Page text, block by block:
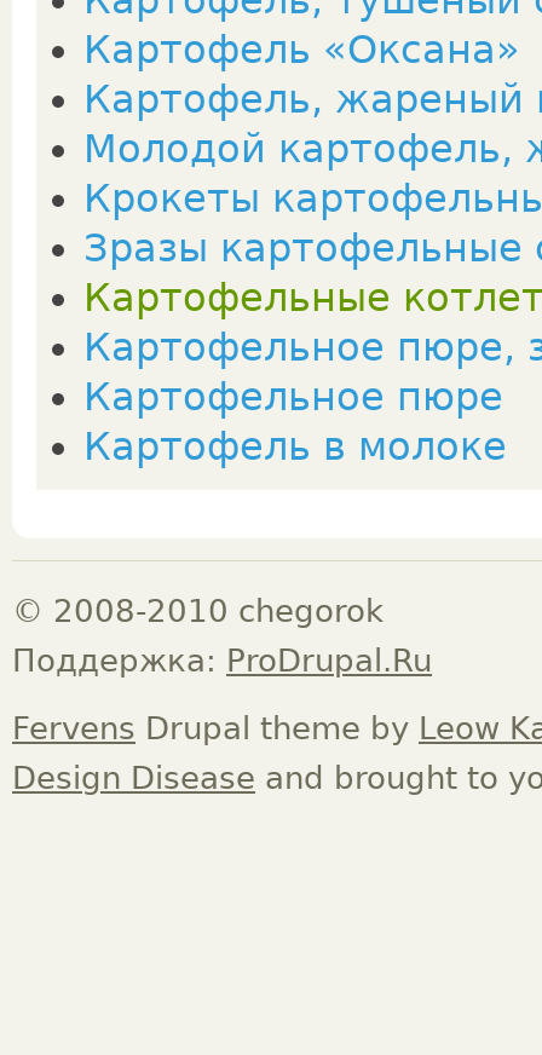
Картофель «Оксана»
Картофель, жареный
Молодой картофель,
Крокеты
Зразы картофельные
Картофельные
Картофельное пюре,
Картофельное пюре
Картофель в молоке
© 2008-2010 chegorok
Поддержка: ProDrupal.Ru
Fervens Drupal theme by Leow
Design Disease and brought to